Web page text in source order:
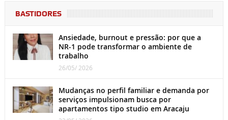
BASTIDORES
Ansiedade, burnout e pressão: por que a
NR-1 pode transformar o ambiente de
trabalho
26/05/ 2026
Mudanças no perfil familiar e demanda por
serviços impulsionam busca por
apartamentos tipo studio em Aracaju